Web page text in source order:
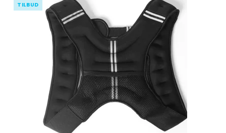
TILBUD